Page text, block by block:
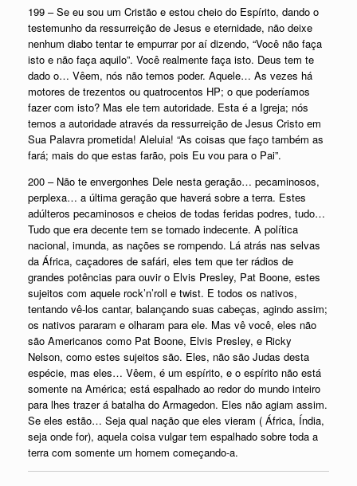
199 – Se eu sou um Cristão e estou cheio do Espírito, dando o
testemunho da ressurreição de Jesus e eternidade, não deixe
nenhum diabo tentar te empurrar por aí dizendo, “Você não faça
isto e não faça aquilo”. Você realmente faça isto. Deus tem te
dado o… Vêem, nós não temos poder. Aquele… As vezes há
motores de trezentos ou quatrocentos HP; o que poderíamos
fazer com isto? Mas ele tem autoridade. Esta é a Igreja; nós
temos a autoridade através da ressurreição de Jesus Cristo em
Sua Palavra prometida! Aleluia! “As coisas que faço também as
fará; mais do que estas farão, pois Eu vou para o Pai”.
200 – Não te envergonhes Dele nesta geração… pecaminosos,
perplexa… a última geração que haverá sobre a terra. Estes
adúlteros pecaminosos e cheios de todas feridas podres, tudo…
Tudo que era decente tem se tornado indecente. A política
nacional, imunda, as nações se rompendo. Lá atrás nas selvas
da África, caçadores de safári, eles tem que ter rádios de
grandes potências para ouvir o Elvis Presley, Pat Boone, estes
sujeitos com aquele rock’n’roll e twist. E todos os nativos,
tentando vê-los cantar, balançando suas cabeças, agindo assim;
os nativos pararam e olharam para ele. Mas vê você, eles não
são Americanos como Pat Boone, Elvis Presley, e Ricky
Nelson, como estes sujeitos são. Eles, não são Judas desta
espécie, mas eles… Vêem, é um espírito, e o espírito não está
somente na América; está espalhado ao redor do mundo inteiro
para lhes trazer á batalha do Armagedon. Eles não agiam assim.
Se eles estão… Seja qual nação que eles vieram ( África, Índia,
seja onde for), aquela coisa vulgar tem espalhado sobre toda a
terra com somente um homem começando-a.